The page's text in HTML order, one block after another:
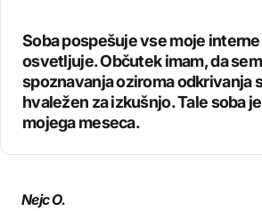
Soba pospešuje vse moje
osvetljuje. Občutek imam, da
spoznavanja oziroma odkrivanja
hvaležen za izkušnjo. Tale soba
mojega meseca.
Nejc O.